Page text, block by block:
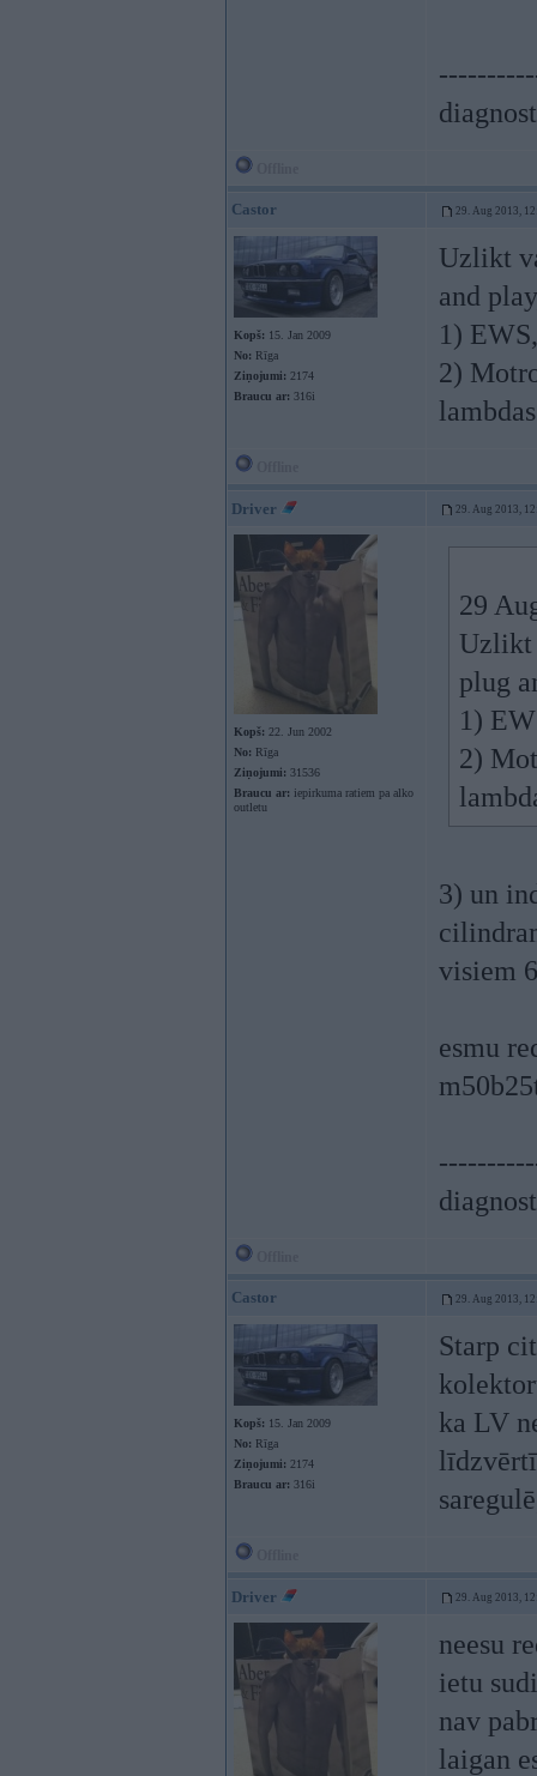
Castor 29. Aug 2013,
Kopš: 15. Jan 2009
No: Rīga
Ziņojumi: 2174
Braucu ar: 316i
Uzlikt
and
1)
2)
Driver 29. Aug 2013,
Kopš: 22. Jun 2002
No: Rīga
Ziņojumi: 31536
Braucu ar: iepirkuma ratiem pa alko
outletu
29
Uzlikt
plug
1)
2)
3) un
visiem
esmu
Castor 29. Aug 2013,
Kopš: 15. Jan 2009
No: Rīga
Ziņojumi: 2174
Braucu ar: 316i
Starp
ka LV
Driver 29. Aug 2013,
neesu
ietu
nav
laigan